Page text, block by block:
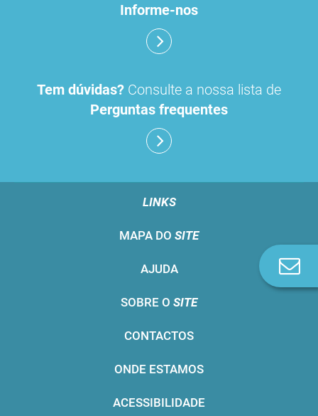
Informe-nos
Tem dúvidas? Consulte a nossa lista de
Perguntas frequentes
LINKS
MAPA DO SITE
AJUDA
SOBRE O SITE
CONTACTOS
ONDE ESTAMOS
ACESSIBILIDADE